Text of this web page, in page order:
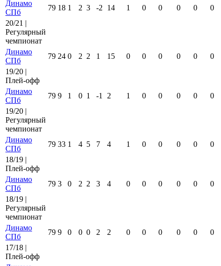
Динамо
СПб
79 18 1 2 3 -2 14 1 0 0 0 0
0
20/21 |
Регулярный
чемпионат
Динамо
СПб
79 24 0 2 2 1 15 0 0 0 0 0
0
19/20 |
Плей-офф
Динамо
СПб
79 9 1 0 1 -1 2 1 0 0 0 0
0
19/20 |
Регулярный
чемпионат
Динамо
СПб
79 33 1 4 5 7 4 1 0 0 0 0
0
18/19 |
Плей-офф
Динамо
СПб
79 3 0 2 2 3 4 0 0 0 0 0
0
18/19 |
Регулярный
чемпионат
Динамо
СПб
79 9 0 0 0 2 2 0 0 0 0 0
0
17/18 |
Плей-офф